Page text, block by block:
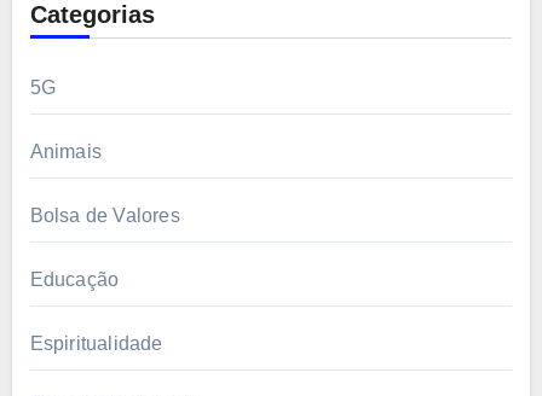
Categorias
5G
Animais
Bolsa de Valores
Educação
Espiritualidade